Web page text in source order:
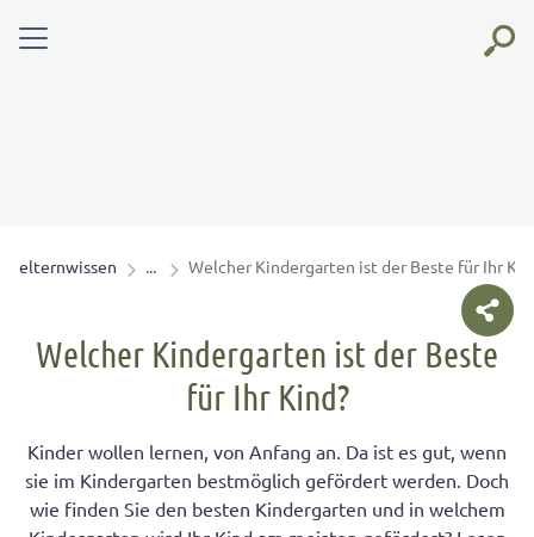
elternwissen Welcher Kindergarten ist der Beste für Ihr
Welcher Kindergarten ist der Beste
für Ihr Kind?
Kinder wollen lernen, von Anfang an. Da ist es gut, wenn
sie im Kindergarten bestmöglich gefördert werden. Doch
wie finden Sie den besten Kindergarten und in welchem